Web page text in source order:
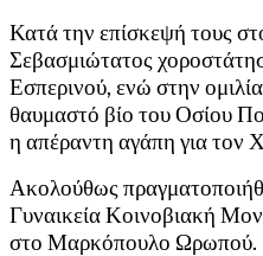
Κατά την επίσκεψή τους
Σεβασμιώτατος
Εσπερινού, ενώ στην
θαυμαστό βίο του Οσίου
η απέραντη αγάπη για τον
Ακολούθως
Γυναικεία Κοινοβιακή
στο Μαρκόπουλο Ωρωπού.